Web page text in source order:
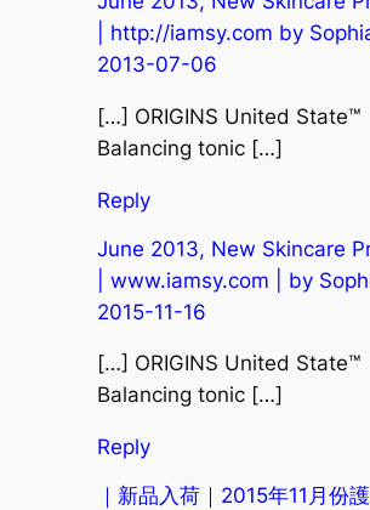
| http://iamsy.com by
2013-07-06
[…] ORIGINS United State™
Balancing tonic […]
Reply
June 2013, New Skincare
| www.iamsy.com | by
2015-11-16
[…] ORIGINS United State™
Balancing tonic […]
Reply
｜新品入荷｜2015年11月份